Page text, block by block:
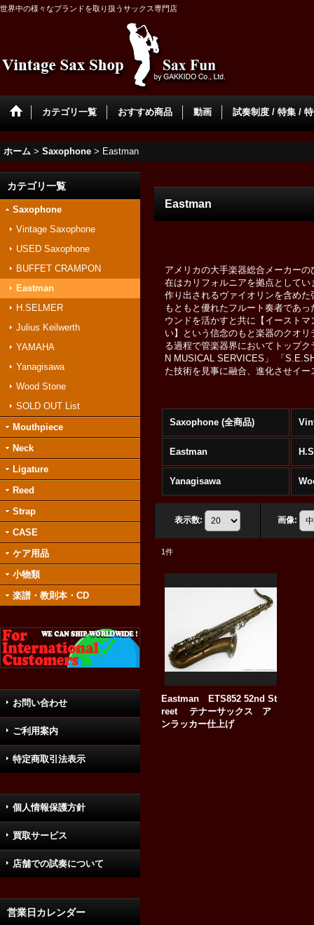
世界中の様々なブランドを取り扱うサックス専門店
カテゴリ一覧 おすすめ商品 動画 試奏制度 / 特集 /
ホーム > Saxophone > Eastman
カテゴリ一覧
Saxophone
Vintage Saxophone
USED Saxophone
BUFFET CRAMPON
Eastman
H.SELMER
Julius Keilwerth
YAMAHA
Yanagisawa
Wood Stone
SOLD OUT List
Mouthpiece
Neck
Ligature
Reed
Strap
CASE
ケア用品
小物類
楽譜・教則本・CD
お問い合わせ
ご利用案内
特定商取引法表示
個人情報保護方針
買取サービス
店舗での試奏について
営業日カレンダー
Eastman
アメリカの大手楽器総合メーカー
在はカリフォルニアを拠点として
作り出されるヴァイオリンを含め
もともと優れたフルート奏者であ
ウンドを活かすと共に【イースト
い】という信念のもと楽器のクオ
る過程で管楽器界においてトップ
N MUSICAL SERVICES」 「
た技術を見事に融合、進化させイ
Saxophone (全商品)
Eastman
Yanagisawa
表示数: 画像:
1件
Eastman ETS852 52nd St
reet テナーサックス ア
ンラッカー仕上げ